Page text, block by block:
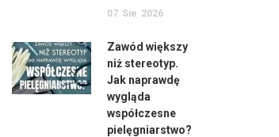
07 Sie 2026
Zawód większy
niż stereotyp.
Jak naprawdę
wygląda
współczesne
pielęgniarstwo?